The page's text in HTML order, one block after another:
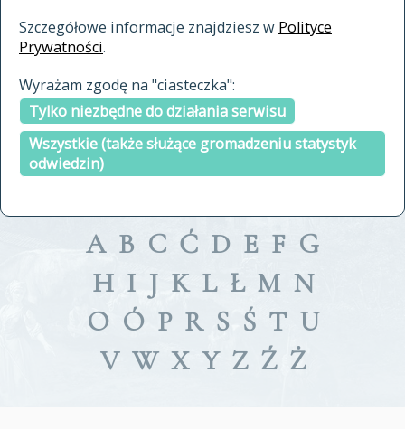
Szczegółowe informacje znajdziesz w Polityce
Prywatności.
Wyrażam zgodę na "ciasteczka":
Tylko niezbędne do działania serwisu
Wszystkie (także służące gromadzeniu statystyk
odwiedzin)
indeksie
a fronte
a tergo
A B C Ć D E F G
H I J K L Ł M N
O Ó P R S Ś T U
V W X Y Z Ź Ż